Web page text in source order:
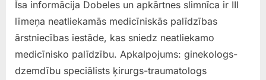
Īsa informācija Dobeles un apkārtnes slimnīca ir III
līmeņa neatliekamās medicīniskās palīdzības
ārstniecības iestāde, kas sniedz neatliekamo
medicīnisko palīdzību. Apkalpojums: ginekologs-
dzemdību speciālists ķirurgs-traumatologs